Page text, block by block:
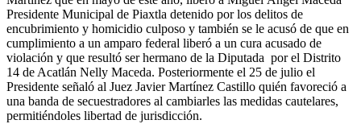
Presidente Municipal de Piaxtla detenido por los delitos de
encubrimiento y homicidio culposo y también se le acusó de que en
cumplimiento a un amparo federal liberó a un cura acusado de
violación y que resultó ser hermano de la Diputada por el Distrito
14 de Acatlán Nelly Maceda. Posteriormente el 25 de julio el
Presidente señaló al Juez Javier Martínez Castillo quién favoreció a
una banda de secuestradores al cambiarles las medidas cautelares,
permitiéndoles libertad de jurisdicción.